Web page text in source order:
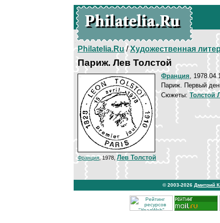
Philatelia.Ru/Художественная
Париж. Лев Толстой
Франция,
Париж. Первый
Сюжеты: Толстой
Франция, 1978,Лев Толстой
© 2003-2026 Дмитрий